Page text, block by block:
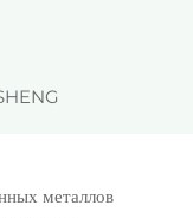
металлов